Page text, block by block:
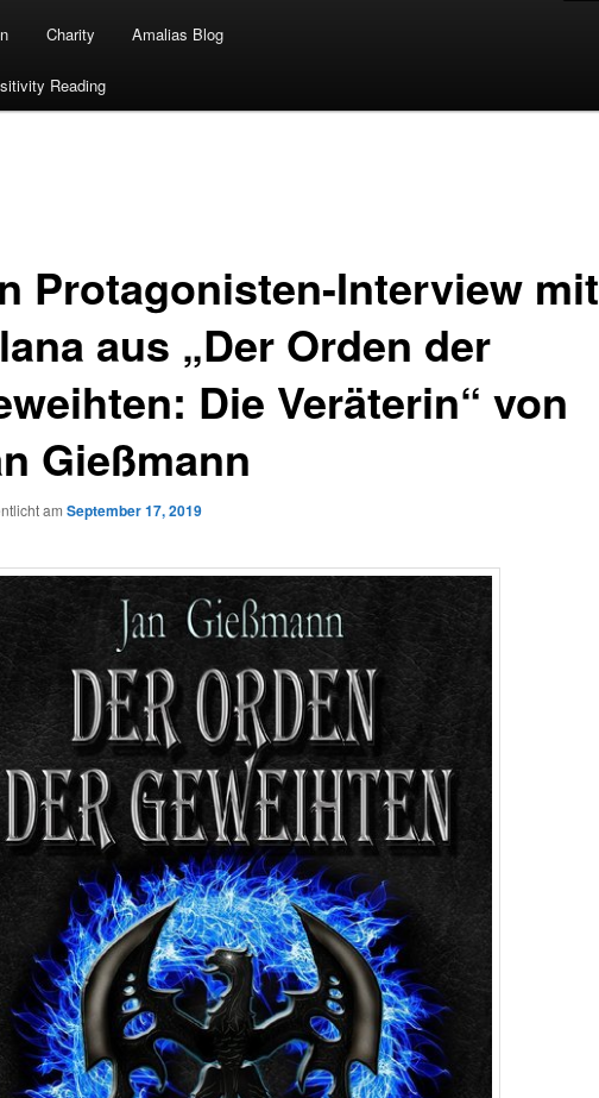
Charity Amalias Blog
Reading
Protagonisten-Interview mit
aus „Der Orden der
Die Veräterin“ von
Gießmann
am September 17, 2019